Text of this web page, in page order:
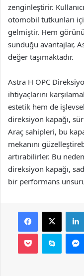
zenginleştirir.
otomobil tutkunları
gelmiştir. Hem
sunduğu avantajlar,
değer taşımaktadır.
Astra H OPC
ihtiyaçlarını
estetik hem de
direksiyon kapağı,
Araç sahipleri, bu
mekanını
artırabilirler. Bu
direksiyon kapağı,
bir performans
Facebook
X
Pocket Skype